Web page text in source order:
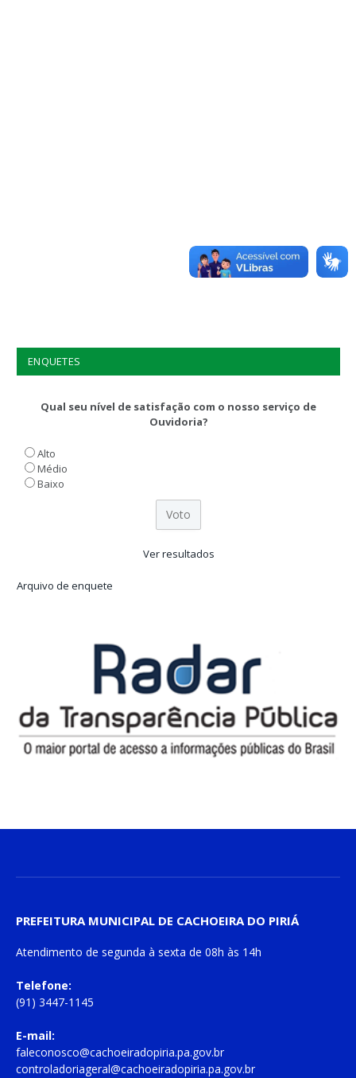
ENQUETES
Qual seu nível de satisfação com o nosso serviço de
Ouvidoria?
Alto
Médio
Baixo
Ver resultados
Arquivo de enquete
PREFEITURA MUNICIPAL DE CACHOEIRA DO PIRIÁ
Atendimento de segunda à sexta de 08h às 14h
Telefone:
(91) 3447-1145
E-mail:
faleconosco@cachoeiradopiria.pa.gov.br
controladoriageral@cachoeiradopiria.pa.gov.br